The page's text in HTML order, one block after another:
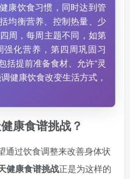
康饮食习惯，同时达到管
均衡营养、控制热量、少
周，每周主题不同，如第
化营养，第四周巩固习
括提前准备食材、允许“灵
健康饮食改变生活方式，
康食谱挑战？
通过饮食调整来改善身体状
健康食谱挑战正是为这样的